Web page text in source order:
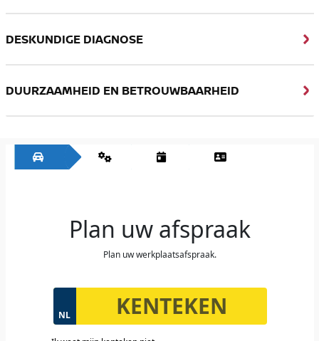
DESKUNDIGE DIAGNOSE
DUURZAAMHEID EN BETROUWBAARHEID